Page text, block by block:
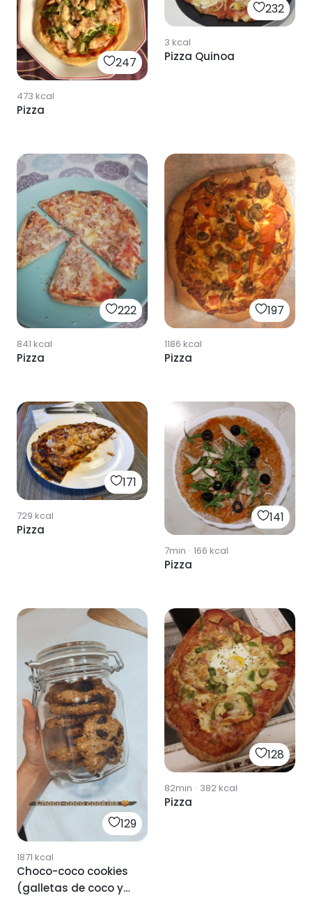
247
473 kcal
Pizza
232
3 kcal
Pizza Quinoa
222
841 kcal
Pizza
197
1186 kcal
Pizza
171
729 kcal
Pizza
141
7min · 166 kcal
Pizza
129
1871 kcal
Choco-coco cookies
(galletas de coco y
128
82min · 382kcal
Pizza